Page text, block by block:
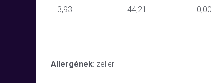
3,93 44,21 0,00
Allergének: zeller